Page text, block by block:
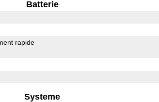
Batterie
rapide
Systeme